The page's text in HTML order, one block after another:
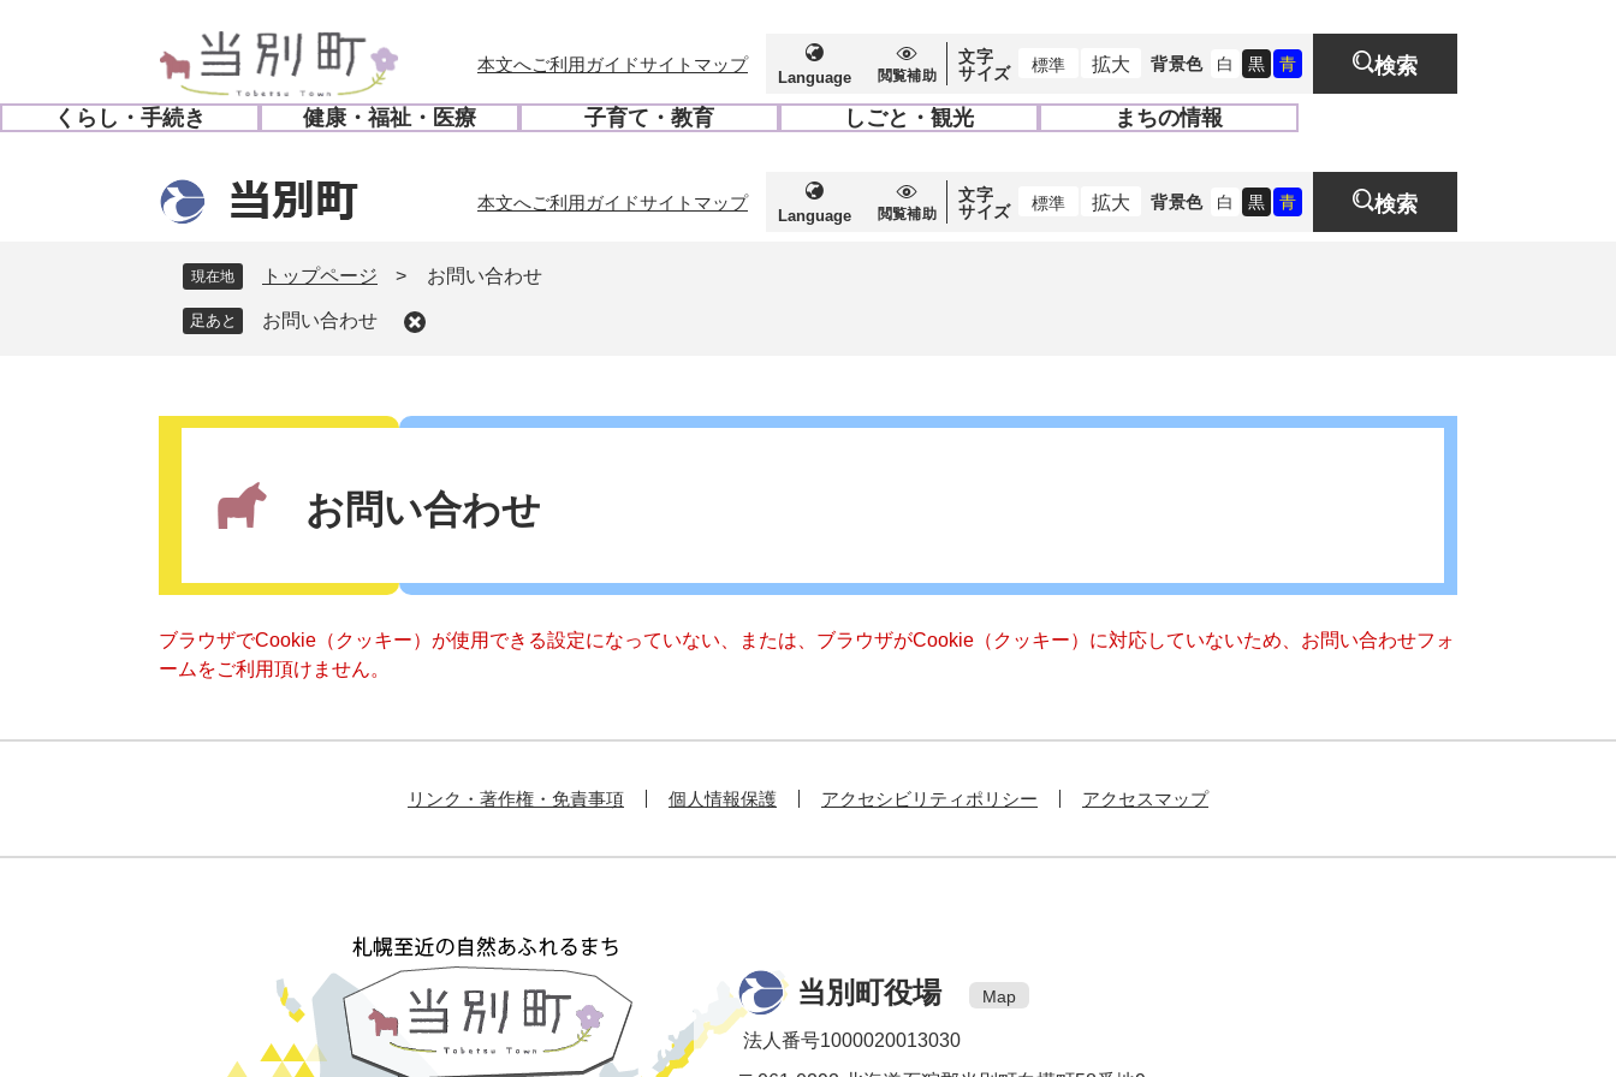
の
先
ー
を
本文へご利用ガイドサイトマップ
Language 閲覧補助
文字
サイズ
標準 拡大 背景色 白 黒 青 検索
くらし・手続き
開
健康・福祉・医療
開
子育て・教育
開
しごと・観光
開
まちの情報
開
本文へご利用ガイドサイトマップ
Language 閲覧補助
文字
サイズ
標準 拡大 背景色 白 黒 青 検索
現在地 トップページ > お問い合わせ
お問い合わせ
お問い合わせ
ブラウザでCookie（クッキー）が使用できる設定になっていない、または、ブラウザがCookie（クッキー）に対応していないため、お問い合わせフォ
ームをご利用頂けません。
リンク・著作権・免責事項 個人情報保護 アクセシビリティポリシー アクセスマップ
当別町役場 Map
法人番号1000020013030